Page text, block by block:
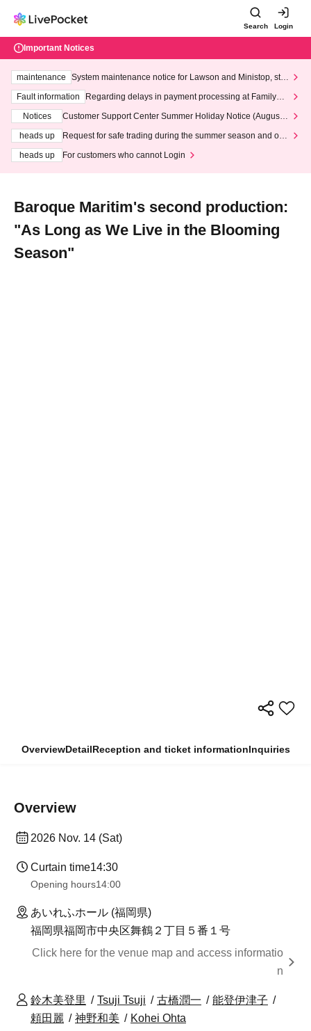
Search Login
Important Notices
maintenance
System maintenance notice for Lawson and Ministop, star
ting at 3:00 AM on Wednesday (Wed)
Fault information
Regarding delays in payment processing at FamilyMa
Notices
Customer Support Center Summer Holiday Notice (August 1
heads up
Request for safe trading during the summer season and our
heads up
For customers who cannot Login
Baroque Maritim's second production:
"As Long as We Live in the Blooming
Season"
OverviewDetailReception and ticket informationInquiries
Overview
2026 Nov. 14 (Sat)
Curtain time14:30
Opening hours14:00
あいれふホール (福岡県)
福岡県福岡市中央区舞鶴２丁目５番１号
Click here for the venue map and access informatio
n
鈴木美登里 Tsuji Tsuji 古橋潤一
能登伊津子
頼田麗
神野和美 Kohei Ohta